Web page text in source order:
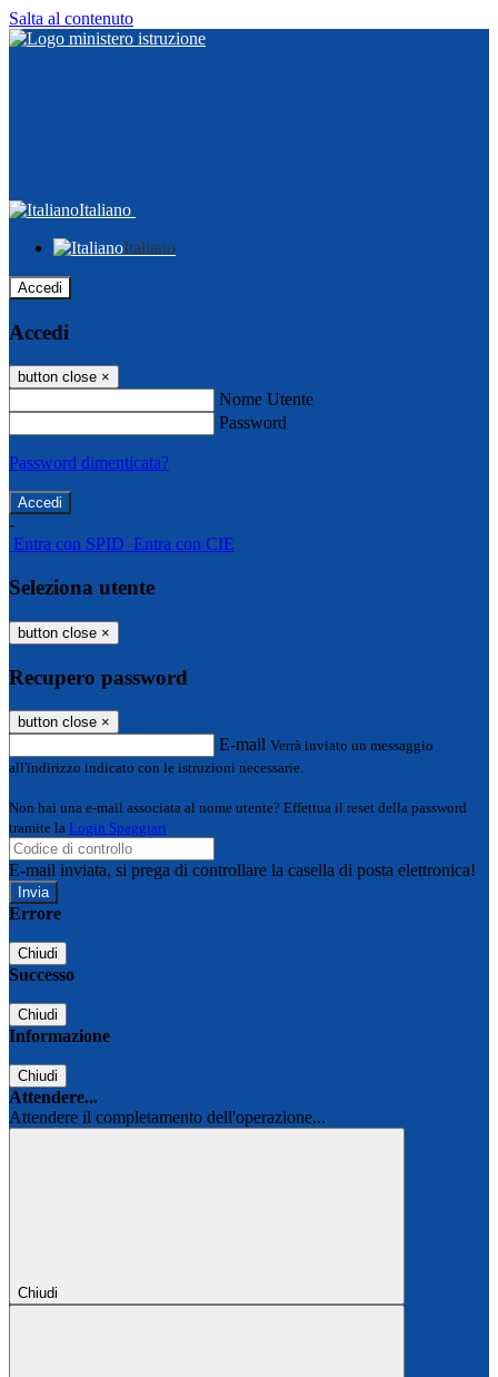
Salta al contenuto
Italiano
Italiano
Accedi
Accedi
button close ×
Nome Utente
Password
Password dimenticata?
-
Entra con SPID Entra con CIE
Seleziona utente
button close ×
Recupero password
button close ×
E-mail Verrà inviato un messaggio
all'indirizzo indicato con le istruzioni necessarie.
Non hai una e-mail associata al nome utente? Effettua il reset della password
tramite la Login Spaggiari
E-mail inviata, si prega di controllare la casella di posta elettronica!
Errore
Chiudi
Successo
Chiudi
Informazione
Chiudi
Attendere...
Attendere il completamento dell'operazione...
Chiudi